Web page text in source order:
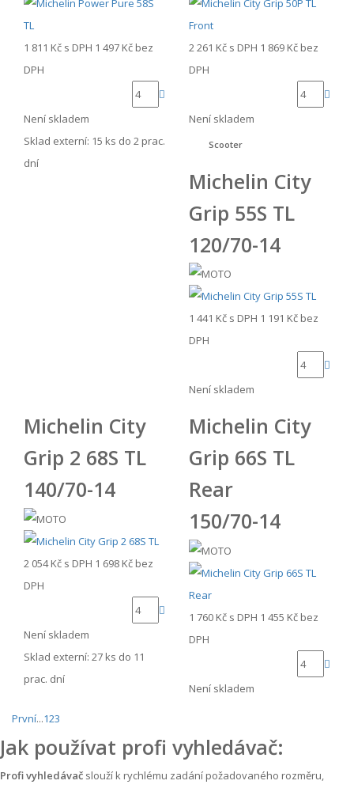
1 811 Kč s DPH 1 497 Kč bez
DPH
Není skladem
Sklad externí: 15 ks do 2 prac.
dní
2 261 Kč s DPH 1 869 Kč bez
DPH
Není skladem
Scooter
Michelin City
Grip 55S TL
120/70-14
1 441 Kč s DPH 1 191 Kč bez
DPH
Není skladem
Michelin City
Grip 2 68S TL
140/70-14
2 054 Kč s DPH 1 698 Kč bez
DPH
Není skladem
Sklad externí: 27 ks do 11
prac. dní
Michelin City
Grip 66S TL
Rear
150/70-14
1 760 Kč s DPH 1 455 Kč bez
DPH
Není skladem
První...123
Jak používat profi vyhledávač:
Profi vyhledávač slouží k rychlému zadání požadovaného rozměru,